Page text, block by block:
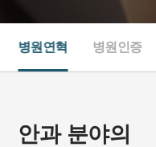
병원소식
새빛TV
병원연혁 병원인증
안과 분야의